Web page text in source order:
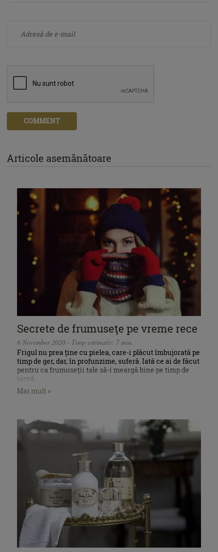
COMMENT
Articole asemănătoare
Secrete de frumuseţe pe vreme rece
6 November 2020 - Timp estimativ: 7 min.
Frigul nu prea ține cu pielea, care-i plăcut îmbujorată pe
timp de ger, dar, în profunzime, suferă. Iată ce ai de făcut
pentru ca frumuseţii tale să-i meargă bine pe timp de
iarnă.
Mai mult »